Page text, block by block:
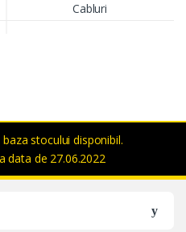
Cabluri
stocului disponibil.
data de 27.06.2022